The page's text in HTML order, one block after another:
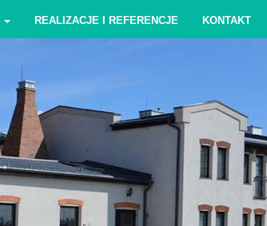
REALIZACJE I REFERENCJE KONTAKT